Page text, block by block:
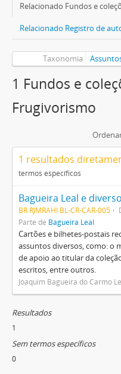
Relacionado Fundos e
Relacionado Registro de
Taxonomia
1 Fundos e
Frugivorismo
1 resultados
termos específicos
Bagueira Leal e
BR RJMRAHI BL-CR-CAR-005
Parte de Bagueira Leal
Cartões e bilhetes-postais
assuntos diversos, como: o
de apoio ao titular da
escritos, entre outros.
Joaquim Bagueira do Carmo
Resultados
1
Sem termos específicos
0